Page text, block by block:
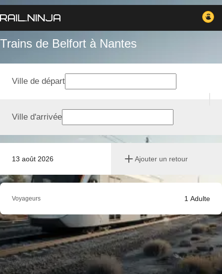
Trains de Belfort à Nantes
13 août 2026 Ajouter un retour
Ville de départ
Ville d'arrivée
Voyageurs 1 Adulte